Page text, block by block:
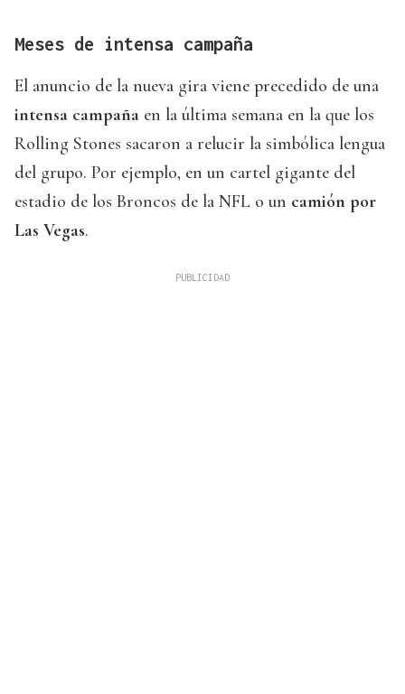
Meses de intensa campaña
El anuncio de la nueva gira viene precedido de una
intensa campaña en la última semana en la que los
Rolling Stones sacaron a relucir la simbólica lengua
del grupo. Por ejemplo, en un cartel gigante del
estadio de los Broncos de la NFL o un camión por
Las Vegas.